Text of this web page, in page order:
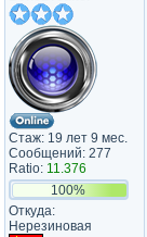
Стаж: 19 лет 9 мес.
Сообщений: 277
Ratio: 11.376
100%
Откуда:
Нерезиновая